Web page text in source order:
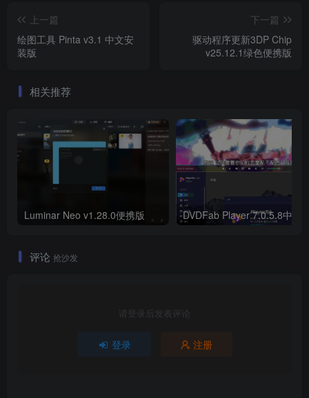
上一篇
绘图工具 Pinta v3.1 中文安
装版
下一篇
驱动程序更新3DP Chip
v25.12.1绿色便携版
相关推荐
Luminar Neo v1.28.0便携版 DVDFab Player 7.0.5.8中文
评论 抢沙发
请登录后发表评论
登录 注册